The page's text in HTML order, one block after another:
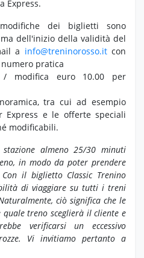
Express.
dei biglietti sono
dell'inizio della validità del
a info@treninorosso.itcon
numero pratica
/ modifica euro 10.00 per
tra cui ad esempio
Express e le offerte speciali
modificabili.
almeno 25/30 minuti
in modo da poter prendere
Con il biglietto Classic Trenino
di viaggiare su tutti i treni
ciò significa che le
treno sceglierà il cliente e
verificarsi un eccessivo
Vi invitiamo pertanto a